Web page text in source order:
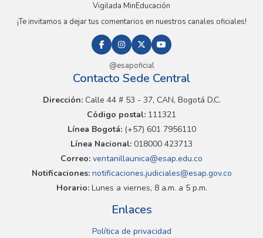
Vigilada MinEducación
¡Te invitamos a dejar tus comentarios en nuestros canales oficiales!
@esapoficial
Contacto Sede Central
Dirección:Calle 44 # 53 - 37, CAN, Bogotá D.C.
Código postal: 111321
Línea Bogotá:(+57) 601 7956110
Línea Nacional: 018000 423713
Correo: ventanillaunica@esap.edu.co
Notificaciones:notificaciones.judiciales@esap.gov.co
Horario:Lunes a viernes, 8 a.m. a 5 p.m.
Enlaces
Política de privacidad